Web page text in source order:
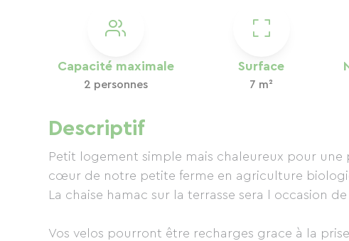
Capacité maximale
2 personnes
Surface
7 m²
Descriptif
Petit logement simple mais chaleureux pour
cœur de notre petite ferme en agriculture
La chaise hamac sur la terrasse sera l occasion
Vos velos pourront être recharges grace à la